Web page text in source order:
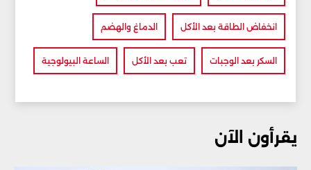
انخفاض الطاقة بعد الأكل الدماغ والهضم
السكر بعد الوجبات تعب بعد الأكل الساعة البيولوجية
يقرأون الآن